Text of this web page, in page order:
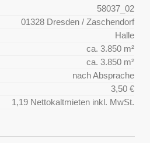
58037_02
01328 Dresden / Zaschendorf
Halle
ca. 3.850 m²
ca. 3.850 m²
nach Absprache
3,50 €
1,19 Nettokaltmieten inkl. MwSt.